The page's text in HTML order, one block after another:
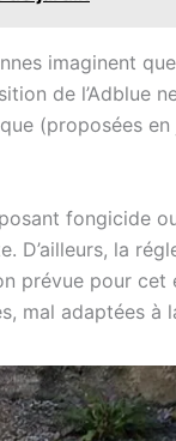
imaginent
de l’Adblue
(proposées
fongicide
D’ailleurs, la
prévue pour
mal adaptées à